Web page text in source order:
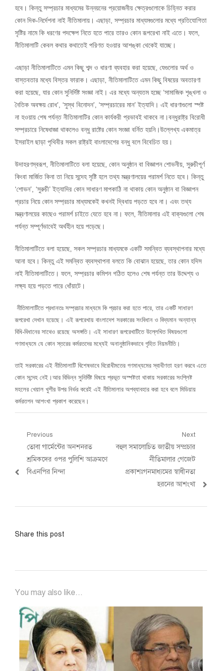
হবে। কিন্তু সম্প্রচার মাধ্যমের উন্নয়নের প্রয়োজনীয় ক্ষেত্রগুলোকে চিহ্নিত করার
কোন দিক-নির্দেশনা নাই নীতিমালায়। এছাড়া, সম্প্রচার মাধ্যমগুলোর মধ্যে প্রতিযোগিতা
সৃষ্টির নামে কি ধরণের পদক্ষেপ নিতে হতে পারে তারও কোন রূপরেখা নাই এতে। ফলে,
নীতিমালাটি কেবল কথার কথাতেই পরিণত হওয়ার আশঙ্কা থেকেই যাচ্ছে।
এছাড়া নীতিমালাটিতে এমন কিছু শব্দ ও ধারণা ব্যবহার করা হয়েছে, যেগুলোর অর্থ ও
বাস্তবতার মধ্যে বিস্তর ফারাক। এছাড়া, নীতিমালাটিতে এমন কিছু বিষয়ের অবতারণা
করা হয়েছে, যার কোন সুনির্দিষ্ট সংজ্ঞা নাই। এর মধ্যে অন্যতম হচ্ছে ‘সামাজিক শৃঙ্খলা ও
নৈতিক অবক্ষয় রোধ’, ‘সুস্থ বিনোদন’, ‘সম্প্রচারের মান’ ইত্যাদি। এই ধারণাগুলো স্পষ্ট
না হওয়ায় শেষ পর্যন্ত নীতিমালাটির কোন কার্যকরী প্রভাবই থাকবে না।বন্ধুরাষ্ট্র বিরোধী
সম্প্রচারে নিষেধাজ্ঞা থাকলেও বন্ধু রাষ্টের কোন সংজ্ঞা বর্নিত হয়নি।উল্লেখ্য একমাত্র
ইসরাইল ছাড়া পৃথিবীর সকল রাষ্ট্রই বাংলাদেশের বন্ধু বলে বিবেচিত হয়।
উদাহরণস্বরূপ, নীতিমালাটিতে বলা হয়েছে, কোন অনুষ্ঠান বা বিজ্ঞাপন শোভনীয়, সুরুচীপূর্ণ
কিংবা মার্জিত কিনা তা নিয়ে সন্দেহ সৃষ্টি হলে তথ্য মন্ত্রণালয়ের পরামর্শ নিতে হবে। কিন্তু
‘শোভন’, ‘সুরুচী’ ইত্যাদির কোন সাধারণ মাপকাঠি না থাকায় কোন অনুষ্ঠান বা বিজ্ঞাপন
প্রচার নিয়ে কোন সম্প্রচার মাধ্যমকেই কখনই দ্বিধায় পড়তে হবে না। এবং তথ্য
মন্ত্রণালয়ের কাছেও পরামর্শ চাইতে যেতে হবে না। ফলে, নীতিমালার এই বাক্যগুলো শেষ
পর্যন্ত সম্পূর্ণভাবেই অর্থহীন হয়ে পড়েছে।
নীতিমালাটিতে বলা হয়েছে, সকল সম্প্রচার মাধ্যমকে একটি সমন্বিত ব্যবস্থাপনার মধ্যে
আনা হবে। কিন্তু এই সমন্বিত ব্যবস্থাপনা বলতে কি বোঝান হয়েছে, তার কোন হদিস
নাই নীতিমালাটিতে। ফলে, সম্প্রচার কমিশন গঠিত হলেও শেষ পর্যন্ত তার উদ্দেশ্য ও
লক্ষ্য হয়ে পড়তে পারে ধোঁয়াটে।
নীতিমালাটিতে প্রধানতঃ সম্প্রচার মাধ্যমে কি প্রচার করা হতে পারে, তার একটি সাধারণ
রূপরেখা দেখান হয়েছে। এই রূপরেখায় বাংলাদেশ সরকারের সংবিধান ও বিদ্যমান অন্যান্য
বিধি-বিধানের সাথেও রয়েছে অসঙ্গতি। এই সাধারণ রূপরেখাটিতে উল্লেখিত বিষয়গুলো
গণমাধ্যমে যে কোন স্তরের কর্মরতদের মধ্যেই অনানুষ্ঠানিকভাবে গৃহিত নিয়মনীতি।
তাই সরকারের এই নীতিমালাটি বিশেষভাবে বিরোধীমতের গণমাধ্যমের স্বাধীণতা হরণ করবে এতে
কোন সন্দেহ নেই।আর বিভিন্ন সুনির্দিষ্ট বিষয়ে প্রভূত অস্পষ্টতা থাকায় সরকারের সংশ্লিষ্ট
মহলের খেয়াল খুশীর উপর নির্ভর করেই এই নীতিমালার অপব্যাবহার করা হবে বলে মিডিয়ায়
কর্মরতগন আশংখা প্রকাশ করেছেন।
Post
navigation
Previous
Previous
post:
তোবা গার্মেন্টের অনশনরত
শ্রমিকদের ওপর পুলিশি আক্রমণে
বিএনপির নিন্দা
Next
Next
বহুল সমালোচিত জাতীয় সম্প্রচার
নীতিমালার গেজেট
প্রকাশঃগনমাধ্যমের স্বাধীনতা
হরনের আশংখা
Share this post
You may also like...